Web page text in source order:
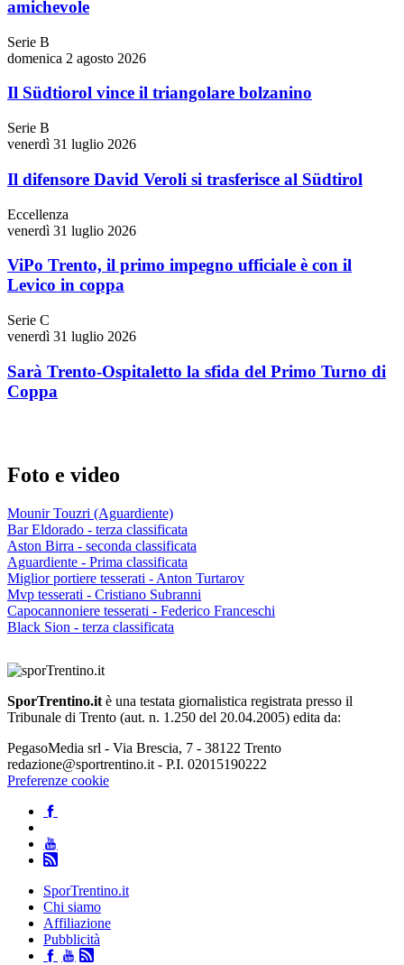
amichevole
Serie B
domenica 2 agosto 2026
Il Südtiorol vince il triangolare bolzanino
Serie B
venerdì 31 luglio 2026
Il difensore David Veroli si trasferisce al Südtirol
Eccellenza
venerdì 31 luglio 2026
ViPo Trento, il primo impegno ufficiale è con il
Levico in coppa
Serie C
venerdì 31 luglio 2026
Sarà Trento-Ospitaletto la sfida del Primo Turno di
Coppa
Foto e video
Mounir Touzri (Aguardiente)
Bar Eldorado - terza classificata
Aston Birra - seconda classificata
Aguardiente - Prima classificata
Miglior portiere tesserati - Anton Turtarov
Mvp tesserati - Cristiano Subranni
Capocannoniere tesserati - Federico Franceschi
Black Sion - terza classificata
SporTrentino.it è una testata giornalistica registrata presso il
Tribunale di Trento (aut. n. 1.250 del 20.04.2005) edita da:
PegasoMedia srl - Via Brescia, 7 - 38122 Trento
redazione@sportrentino.it - P.I. 02015190222
Preferenze cookie
SporTrentino.it
Chi siamo
Affiliazione
Pubblicità